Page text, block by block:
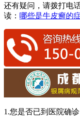
还有疑问，请拨打电
读： 哪些是牛皮癣的
1.您是否已到医院确诊